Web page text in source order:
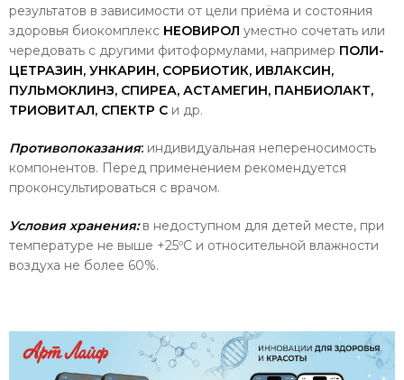
результатов в зависимости от цели приёма и состояния
здоровья биокомплекс НЕОВИРОЛ уместно сочетать или
чередовать с другими фитоформулами, например ПОЛИ-
ЦЕТРАЗИН, УНКАРИН, СОРБИОТИК, ИВЛАКСИН,
ПУЛЬМОКЛИНЗ, СПИРЕА, АСТАМЕГИН, ПАНБИОЛАКТ,
ТРИОВИТАЛ, СПЕКТР С и др.
Противопоказания: индивидуальная непереносимость
компонентов. Перед применением рекомендуется
проконсультироваться с врачом.
Условия хранения: в недоступном для детей месте, при
температуре не выше +25ºС и относительной влажности
воздуха не более 60%.